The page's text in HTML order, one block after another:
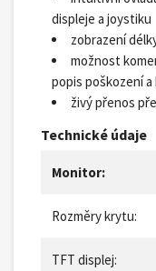
displeje a joystiku
zobrazení
možnost
popis poškození
živý přenos
Technické údaje
Monitor:
Rozměry krytu:
TFT displej: